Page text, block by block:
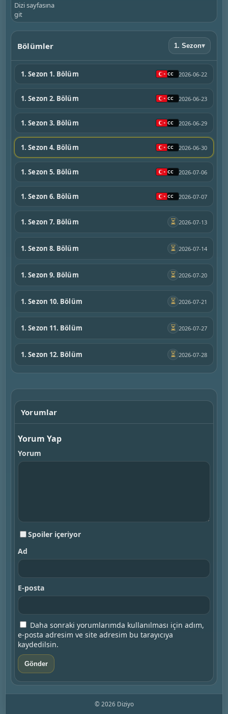
Dizi sayfasına
git
Bölümler 1. Sezon▾
1. Sezon 1. Bölüm 2026-06-22
1. Sezon 2. Bölüm 2026-06-23
1. Sezon 3. Bölüm 2026-06-29
1. Sezon 4. Bölüm 2026-06-30
1. Sezon 5. Bölüm 2026-07-06
1. Sezon 6. Bölüm 2026-07-07
1. Sezon 7. Bölüm ⏳ 2026-07-13
1. Sezon 8. Bölüm ⏳ 2026-07-14
1. Sezon 9. Bölüm ⏳ 2026-07-20
1. Sezon 10. Bölüm ⏳ 2026-07-21
1. Sezon 11. Bölüm ⏳ 2026-07-27
1. Sezon 12. Bölüm ⏳ 2026-07-28
Yorumlar
Yorum Yap
Yorum
Spoiler içeriyor
Ad
E-posta
Daha sonraki yorumlarımda kullanılması için adım,
e-posta adresim ve site adresim bu tarayıcıya
kaydedilsin.
© 2026 Diziyo